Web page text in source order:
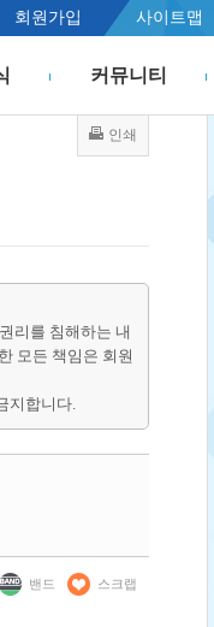
회원가입 사이트맵
커뮤니티
인쇄
리를 침해하는 내
모든 책임은 회원
지합니다.
밴드 스크랩